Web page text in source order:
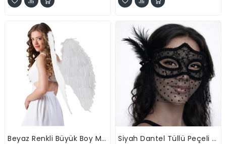
Beyaz Renkli Büyük Boy Melek Kanadı
Siyah Dantel Tüllü Peçeli Parti Maskesi - Tüylü İnci Detaylı